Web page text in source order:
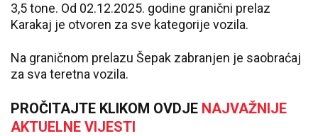
3,5 tone. Od 02.12.2025. godine granični prelaz
Karakaj je otvoren za sve kategorije vozila.
Na graničnom prelazu Šepak zabranjen je saobraćaj
za sva teretna vozila.
PROČITAJTE KLIKOM OVDJE NAJVAŽNIJE
AKTUELNE VIJESTI